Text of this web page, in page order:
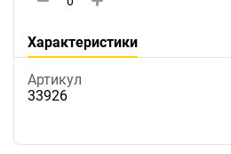
Характеристики
Артикул
33926